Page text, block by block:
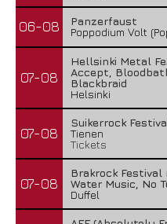
06-08
Panzerfaust
Poppodium Volt
07-08
Hellsinki Metal
Accept,
Blackbraid
Helsinki
07-08
Suikerrock
Tienen
Tickets
07-08
Brakrock Festival
Water Music, No
Duffel